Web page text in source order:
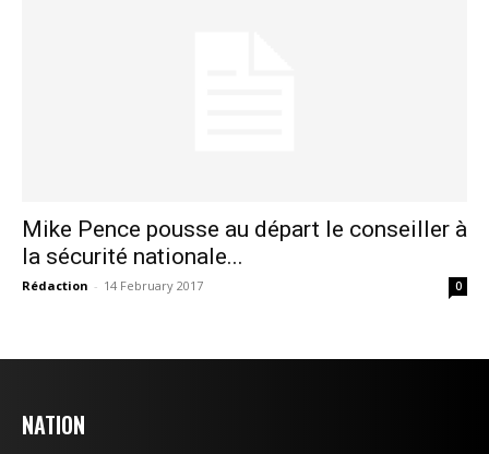
Mike Pence pousse au départ le conseiller à
la sécurité nationale...
Rédaction - 14 February 2017 0
NATION